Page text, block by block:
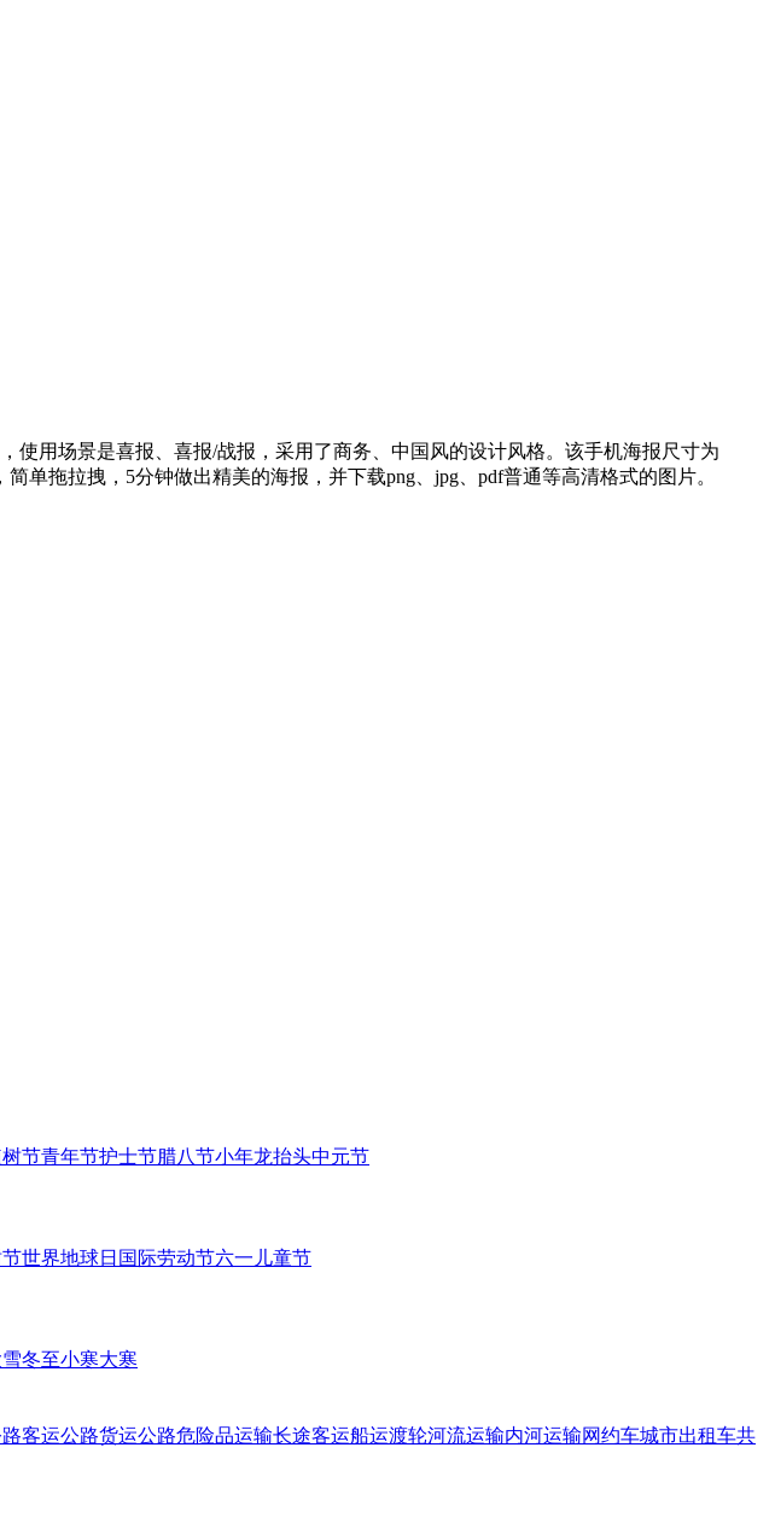
用场景是喜报、喜报/战报，采用了商务、中国风的设计风格。该手机海报尺寸为
单拖拉拽，5分钟做出精美的海报，并下载png、jpg、pdf普通等高清格式的图片。
节青年节护士节腊八节小年龙抬头中元节
世界地球日 国际劳动节六一儿童节
冬至小寒大寒
客运公路货运公路危险品运输长途客运船运渡轮河流运输内河运输网约车城市出租车共